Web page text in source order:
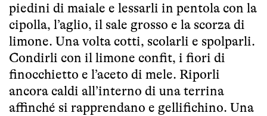
piedini di maiale e lessarli in pentola con la
cipolla, l’aglio, il sale grosso e la scorza di
limone. Una volta cotti, scolarli e spolparli.
Condirli con il limone confit, i fiori di
finocchietto e l’aceto di mele. Riporli
ancora caldi all’interno di una terrina
affinché si rapprendano e gellifichino. Una